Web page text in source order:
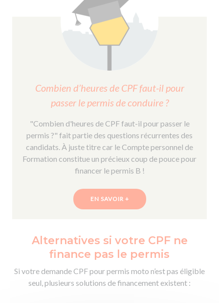
Combien d’heures de CPF faut-il pour
passer le permis de conduire ?
"Combien d'heures de CPF faut-il pour passer le
permis ?" fait partie des questions récurrentes des
candidats. À juste titre car le Compte personnel de
Formation constitue un précieux coup de pouce pour
financer le permis B !
EN SAVOIR +
Alternatives si votre CPF ne
finance pas le permis
Si votre demande CPF pour permis moto n’est pas éligible
seul, plusieurs solutions de financement existent :